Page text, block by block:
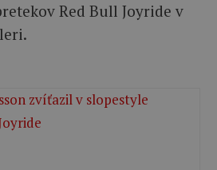
Red Bull Joyride v